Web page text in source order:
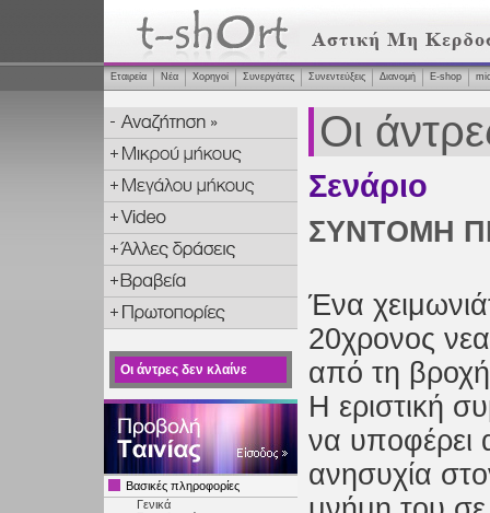
Εταιρεία Νέα Χορηγοί Συνεργάτες Συνεντεύξεις Διανομή Ε-shop
Οι άντρες δεν κλαίνε
Βασικές πληροφορίες
Γενικά
Οι
Σενάριο
ΣΥΝΤΟΜΗ
Ένα
20χρονος
από τη
Η εριστική
να υποφέρει
ανησυχία